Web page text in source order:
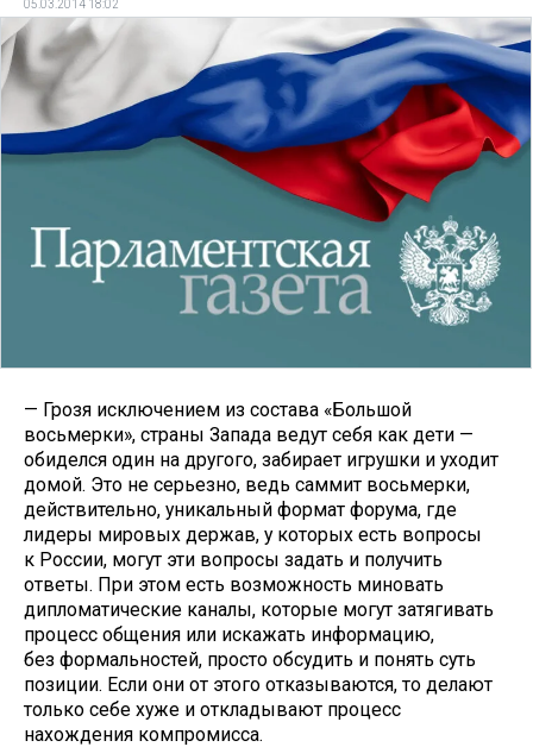
05.03.2014 18:02
— Грозя исключением из состава «Большой
восьмерки», страны Запада ведут себя как дети —
обиделся один на другого, забирает игрушки и уходит
домой. Это не серьезно, ведь саммит восьмерки,
действительно, уникальный формат форума, где
лидеры мировых держав, у которых есть вопросы
к России, могут эти вопросы задать и получить
ответы. При этом есть возможность миновать
дипломатические каналы, которые могут затягивать
процесс общения или искажать информацию,
без формальностей, просто обсудить и понять суть
позиции. Если они от этого отказываются, то делают
только себе хуже и откладывают процесс
нахождения компромисса.